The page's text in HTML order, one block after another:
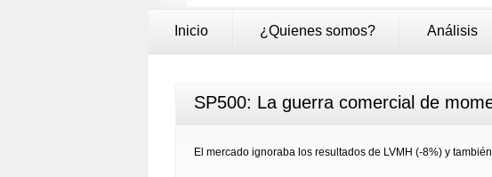
Inicio ¿Quienes somos? Análisis
SP500: La guerra comercial de
El mercado ignoraba los resultados de LVMH (-8%) y